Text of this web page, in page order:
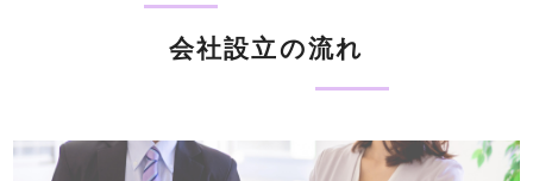
会社設立の流れ